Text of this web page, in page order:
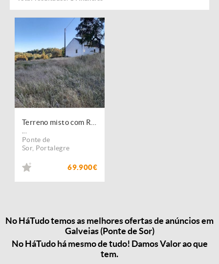
Ponte de
Sor, Portalegre
69.900€
No HáTudo temos as melhores ofertas de anúncios em
Galveias (Ponte de Sor)
No HáTudo há mesmo de tudo! Damos Valor ao que
tem.